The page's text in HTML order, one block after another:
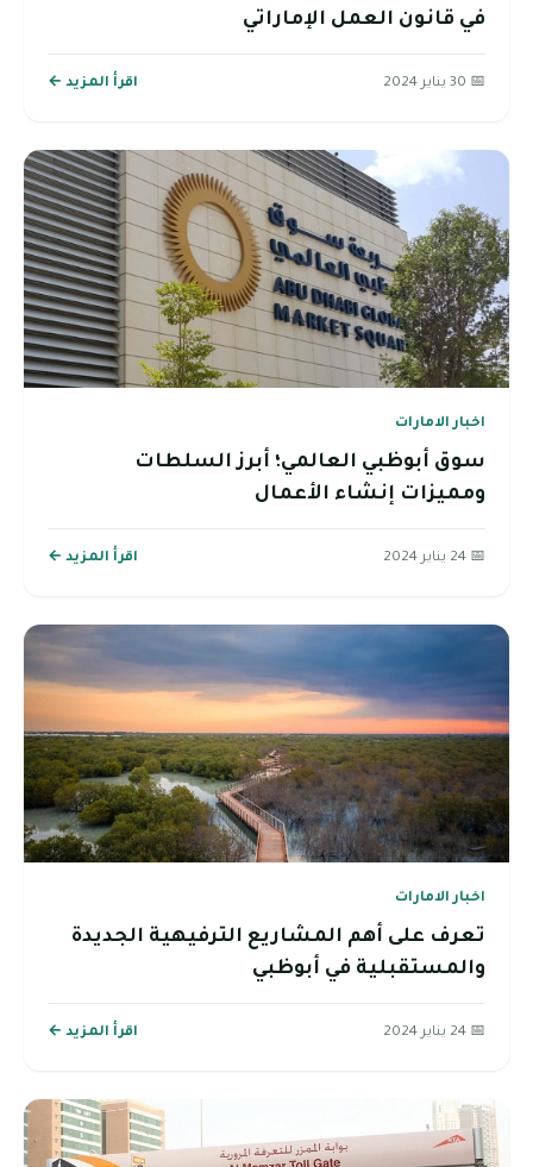
في قانون العمل الإماراتي
📅 30 يناير 2024 اقرأ المزيد ←
اخبار الامارات
سوق أبوظبي العالمي؛ أبرز السلطات
ومميزات إنشاء الأعمال
📅 24 يناير 2024 اقرأ المزيد ←
اخبار الامارات
تعرف على أهم المشاريع الترفيهية الجديدة
والمستقبلية في أبوظبي
📅 24 يناير 2024 اقرأ المزيد ←